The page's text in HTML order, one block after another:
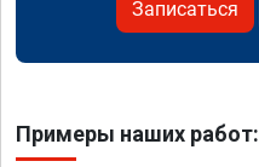
Записаться
Примеры наших работ: